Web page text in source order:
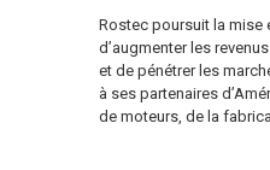
Rostec poursuit la mise
d’augmenter les
et de pénétrer les
à ses partenaires
de moteurs, de la